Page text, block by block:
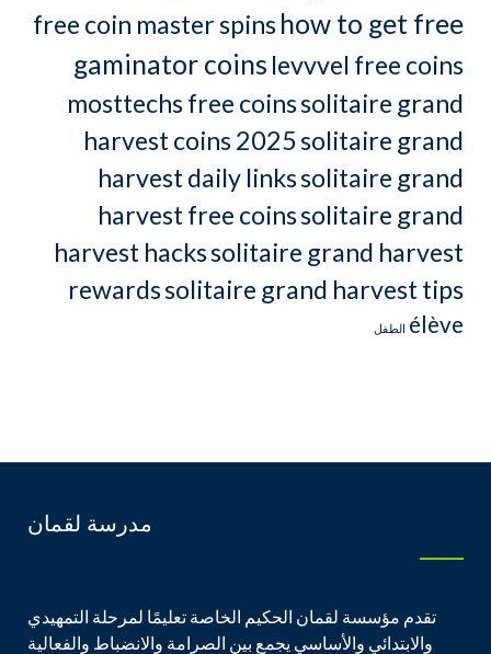
free coin master spinshow to get free
gaminator coins levvvel free coins
mosttechs free coinssolitaire grand
harvest coins 2025solitaire grand
harvest daily linkssolitaire grand
harvest free coinssolitaire grand
harvest hackssolitaire grand harvest
rewardssolitaire grand harvest tips
élève الطفل
مدرسة لقمان
تقدم مؤسسة لقمان الحكيم الخاصة تعليمًا لمرحلة التمهيدي
والابتدائي والأساسي يجمع بين الصرامة والانضباط والفعالية